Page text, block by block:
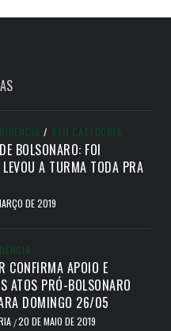
/ SEM CATEGORIA
BOLSONARO: FOI
A TURMA TODA PRA
DE 2019
CONFIRMA APOIO E
ATOS PRÓ-BOLSONARO
DOMINGO 26/05
/20 DE MAIO DE 2019